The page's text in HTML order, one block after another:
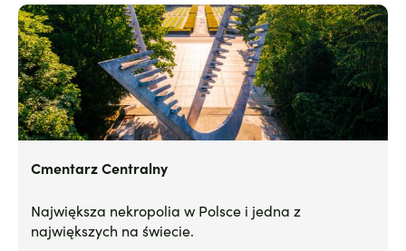
Cmentarz Centralny
Największa nekropolia w Polsce i jedna z
największych na świecie.